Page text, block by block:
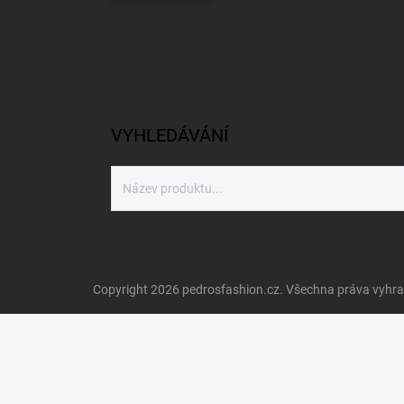
VYHLEDÁVÁNÍ
Copyright 2026 pedrosfashion.cz. Všechna práva